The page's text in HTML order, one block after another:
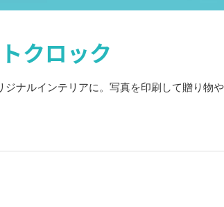
クロック
ナルインテリアに。写真を印刷して贈り物や